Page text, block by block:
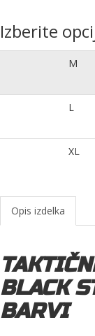
Izberite
M
L
XL
Opis izdelka
BLACK
BARVI